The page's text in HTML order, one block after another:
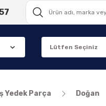
Yedek Parça Doğan